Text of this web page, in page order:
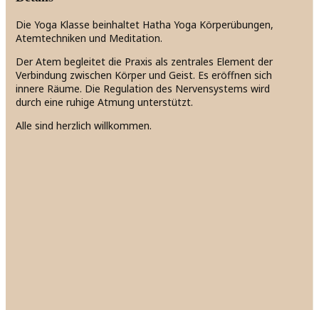
Die Yoga Klasse beinhaltet Hatha Yoga Körperübungen,
Atemtechniken und Meditation.
Der Atem begleitet die Praxis als zentrales Element der
Verbindung zwischen Körper und Geist. Es eröffnen sich
innere Räume. Die Regulation des Nervensystems wird
durch eine ruhige Atmung unterstützt.
Alle sind herzlich willkommen.